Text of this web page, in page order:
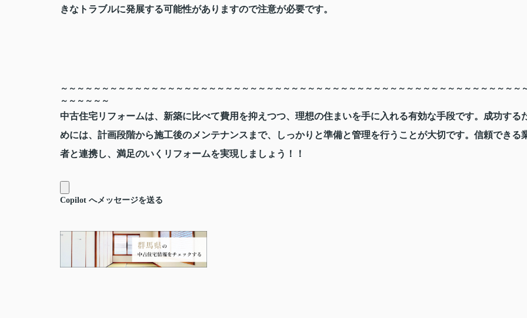
きなトラブルに発展する可能性がありますので注意が必要です。
～～～～～～～～～～～～～～～～～～～～～～～～～～～～～～～～～～～～～～～～～～～～～～～～～～～～～～～～
～～～～～～
中古住宅リフォームは、新築に比べて費用を抑えつつ、理想の住まいを手に入れる有効な手段です。成功する
めには、計画段階から施工後のメンテナンスまで、しっかりと準備と管理を行うことが大切です。信頼できる
者と連携し、満足のいくリフォームを実現しましょう！！
Copilot へメッセージを送る